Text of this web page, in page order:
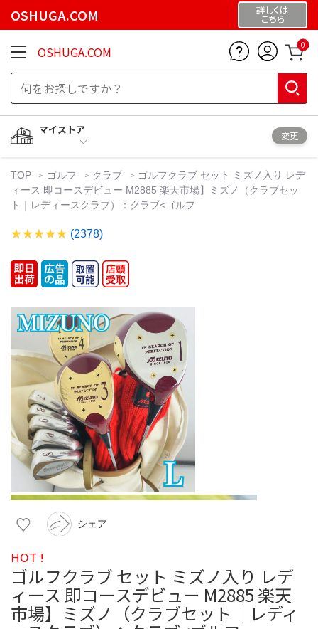
OSHUGA.COM 詳しくは
こちら
OSHUGA.COM 0
マイストア
変更
TOP ゴルフ クラブ
ゴルフクラブ セット ミズノ入り レデ
ィース 即コースデビュー M2885 楽天市場】ミズノ（クラブセッ
ト｜レディースクラブ）：クラブ<ゴルフ
(2378)
シェア
HOT !
ゴルフクラブ セット ミズノ入り レデ
ィース 即コースデビュー M2885 楽天
市場】ミズノ（クラブセット｜レディ